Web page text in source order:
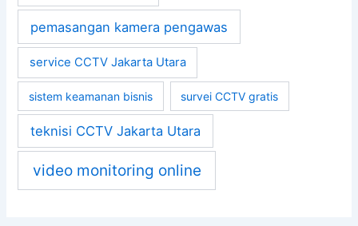
pemasangan kamera pengawas
service CCTV Jakarta Utara
sistem keamanan bisnis survei CCTV gratis
teknisi CCTV Jakarta Utara
video monitoring online